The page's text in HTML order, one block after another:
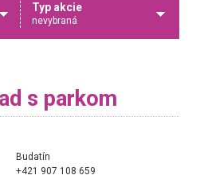
Typ akcie
nevybraná
s parkom
Budatín
+421 907 108 659